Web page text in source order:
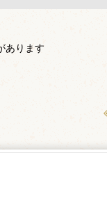
あります